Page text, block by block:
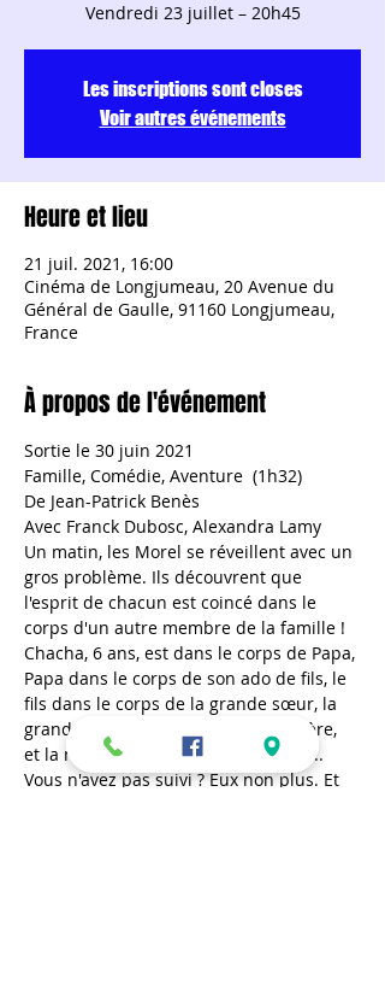
Vendredi 23 juillet – 20h45
Les inscriptions sont closes
Voir autres événements
Heure et lieu
21 juil. 2021, 16:00
Cinéma de Longjumeau, 20 Avenue du
Général de Gaulle, 91160 Longjumeau,
France
À propos de l'événement
Sortie le 30 juin 2021
Famille, Comédie, Aventure  (1h32)
De Jean-Patrick Benès
Avec Franck Dubosc, Alexandra Lamy
Un matin, les Morel se réveillent avec un
gros problème. Ils découvrent que
l'esprit de chacun est coincé dans le
corps d'un autre membre de la famille !
Chacha, 6 ans, est dans le corps de Papa,
Papa dans le corps de son ado de fils, le
fils dans le corps de la grande sœur, la
grande sœur dans le corps de la mère,
et la mère dans le corps de Chacha...
Vous n'avez pas suivi ? Eux non plus. Et